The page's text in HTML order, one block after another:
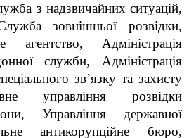
з надзвичайних ситуацій,
зовнішньої розвідки,
агентство, Адміністрація
служби, Адміністрація
зв’язку та захисту
управління розвідки
Управління державної
антикорупційне бюро,